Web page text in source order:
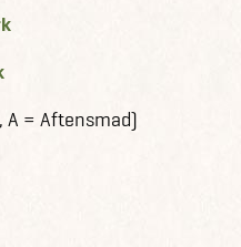
A = Aftensmad)